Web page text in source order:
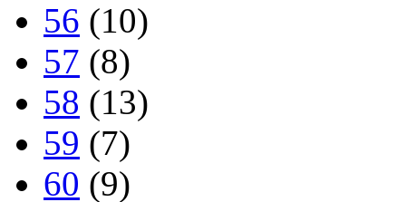
56 (10)
57 (8)
58 (13)
59 (7)
60 (9)